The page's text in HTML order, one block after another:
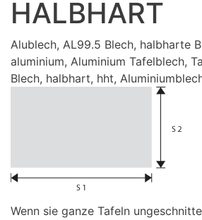
HALBHART
Alublech, AL99.5 Blech, halbharte
aluminium, Aluminium Tafelblech,
Blech, halbhart, hht,
Wenn sie ganze Tafeln